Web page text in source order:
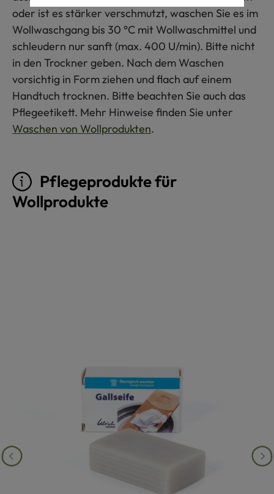
oder ist es stärker verschmutzt, waschen Sie es im
Wollwaschgang bis 30 °C mit Wollwaschmittel und
schleudern nur sanft (max. 400 U/min). Bitte nicht
in den Trockner geben. Nach dem Waschen
vorsichtig in Form ziehen und flach auf einem
Handtuch trocknen. Bitte beachten Sie auch das
Pflegeetikett. Mehr Hinweise finden Sie unter
Waschen von Wollprodukten.
Pflegeprodukte für
Wollprodukte